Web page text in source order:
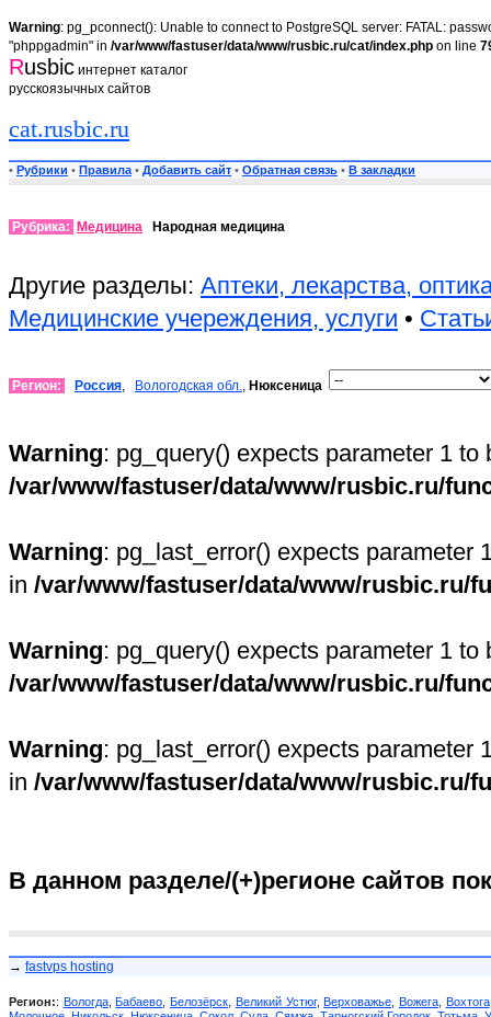
Warning: pg_pconnect(): Unable to connect to PostgreSQL server: FATAL:
"phppgadmin" in /var/www/fastuser/data/www/rusbic.ru/cat/index.php on line
Rusbic интернет каталог
русскоязычных сайтов
cat.rusbic.ru
• Рубрики • Правила • Добавить сайт • Обратная связь • В закладки
Рубрика: Медицина Народная медицина
Другие разделы: Аптеки, лекарства,
Медицинские учереждения, услуги •
Регион: Россия, Вологодская обл., Нюксеница
Warning: pg_query() expects parameter 1
/var/www/fastuser/data/www/rusbic.ru/
Warning: pg_last_error() expects parameter
in /var/www/fastuser/data/www/rusbic.ru/
Warning: pg_query() expects parameter 1
/var/www/fastuser/data/www/rusbic.ru/
Warning: pg_last_error() expects parameter
in /var/www/fastuser/data/www/rusbic.ru/
В данном разделе/(+)регионе сайтов
→ fastvps hosting
Регион:: Вологда,Бабаево ,Белозёрск Великий Устюг,Верховажье Вожега, Вохтога